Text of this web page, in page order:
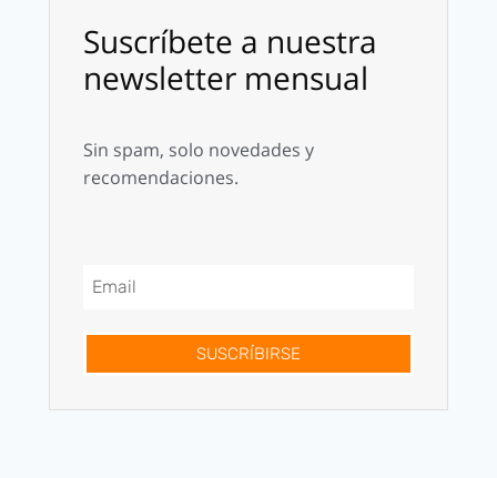
Suscríbete a nuestra
newsletter mensual
Sin spam, solo novedades y
recomendaciones.
SUSCRÍBIRSE